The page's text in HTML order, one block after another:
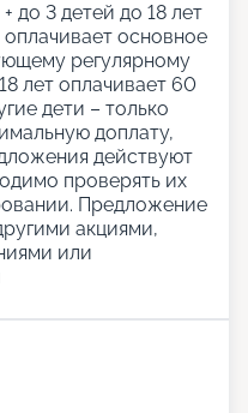
до 3 детей до 18 лет
основное
регулярному
лет оплачивает 60
дети – только
доплату,
действуют
проверять их
Предложение
акциями,
или